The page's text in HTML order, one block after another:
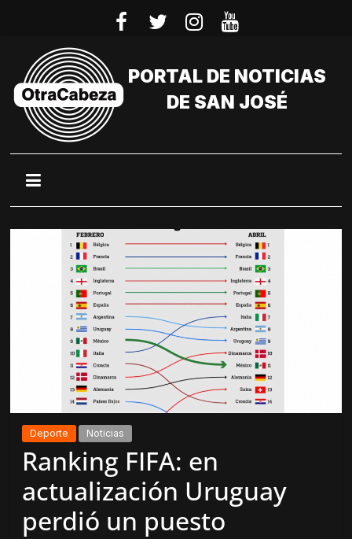
PORTAL DE NOTICIAS
DE SAN JOSÉ
Deporte Noticias
Ranking FIFA: en
actualización Uruguay
perdió un puesto